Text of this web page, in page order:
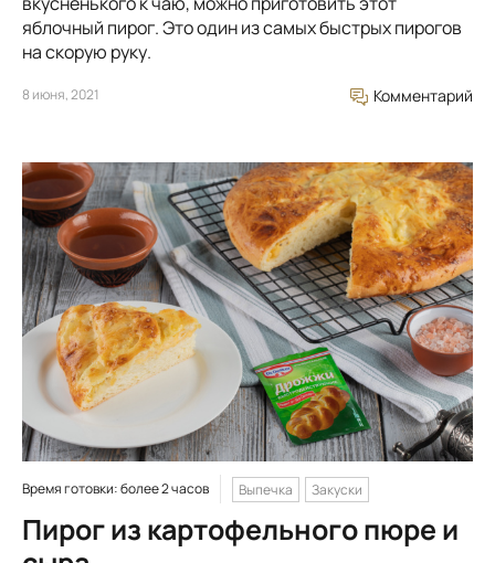
яблочный пирог. Это один из самых быстрых пирогов
на скорую руку.
8 июня, 2021 Комментарий
Время готовки: более 2 часов Выпечка Закуски
Пирог из картофельного пюре и